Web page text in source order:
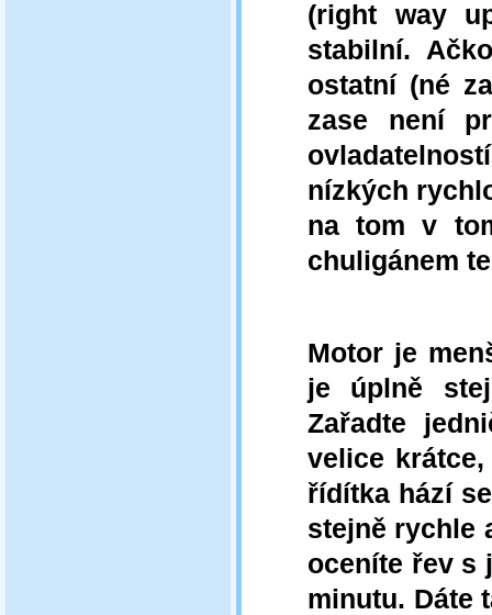
(right way
stabilní.
ostatní (né
zase není
nízkých
na tom v
chuligánem
Motor je
je úplně
Zařadte
velice
řídítka hází
stejně rychle
oceníte řev s
minutu. Dáte